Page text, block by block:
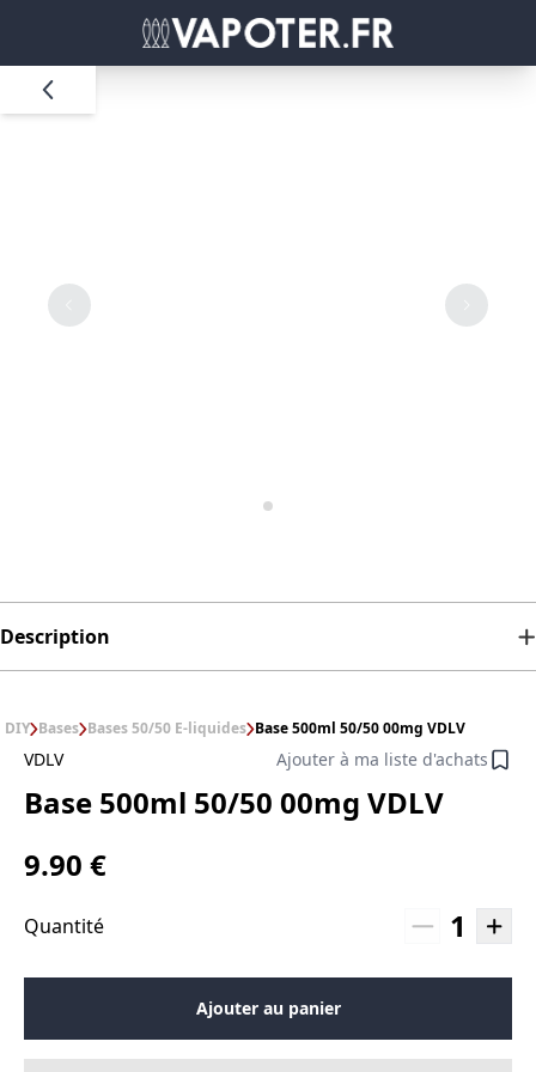
Description
DIY Bases Bases 50/50 E-liquides Base 500ml 50/50 00mg VDLV
VDLV Ajouter à ma liste d'achats
Base 500ml 50/50 00mg VDLV
9.90 €
Quantité 1
Ajouter au panier